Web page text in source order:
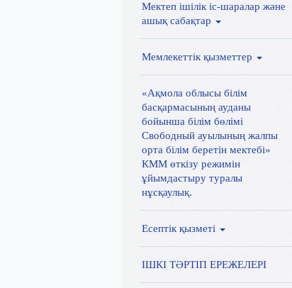
Мектеп ішілік іс-шаралар және
ашық сабақтар
Мемлекеттік қызметтер
«Ақмола облысы білім
басқармасының ауданы
бойынша білім бөлімі
Свободный ауылының жалпы
орта білім беретін мектебі»
КММ өткізу режимін
ұйымдастыру туралы
нұсқаулық.
Есептік қызметі
ІШКІ ТӘРТІП ЕРЕЖЕЛЕРІ